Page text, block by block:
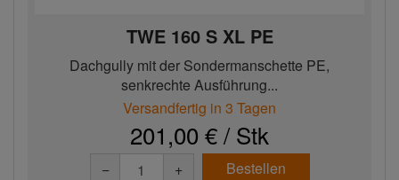
TWE 160 S XL PE
Dachgully mit der Sondermanschette PE,
senkrechte Ausführung...
Versandfertig in 3 Tagen
201,00 € / Stk
− + Bestellen